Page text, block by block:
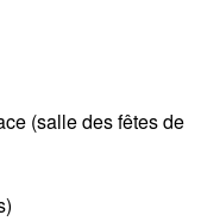
(salle des fêtes de